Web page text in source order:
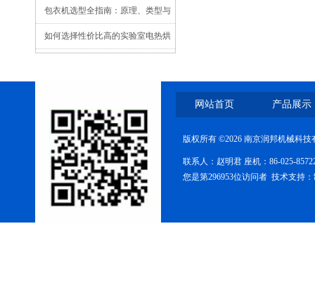
包衣机选型全指南：原理、类型与
医药/食品场景适配详解​
如何选择性价比高的实验室电热烘
网站首页 产品展示
版权所有 ©2026 南京润邦机械科
联系人：赵明君 座机：86-025-
您是第296953位访问者 技术支持：